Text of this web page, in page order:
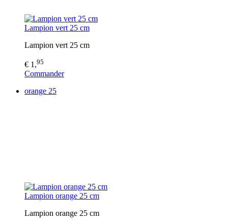
Lampion vert 25 cm
Lampion vert 25 cm
€ 1,95
Commander
orange 25
Lampion orange 25 cm
Lampion orange 25 cm